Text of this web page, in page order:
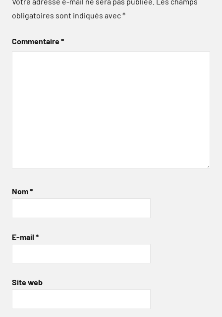
obligatoires sont indiqués avec*
Commentaire*
Nom*
E-mail *
Site web